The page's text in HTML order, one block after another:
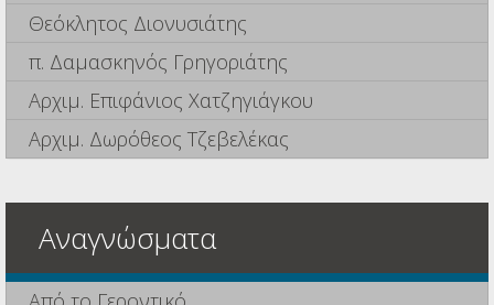
Θεόκλητος Διονυσιάτης
π. Δαμασκηνός Γρηγοριάτης
Αρχιμ. Επιφάνιος Χατζηγιάγκου
Αρχιμ. Δωρόθεος Τζεβελέκας
Αναγνώσματα